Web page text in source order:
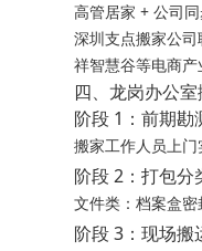
高管居家 + 公司同
深圳支点搬家公司
祥智慧谷等电商产
四、龙岗办公
阶段 1：前期勘
搬家工作人员上门
阶段 2：打包分
文件类：档案盒密
阶段 3：现场搬